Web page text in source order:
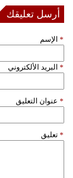
أرسل تعليقك
الإسم *
البريد الألكتروني *
عنوان التعليق *
تعليق *